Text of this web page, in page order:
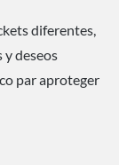
diferentes,
y deseos
par aproteger